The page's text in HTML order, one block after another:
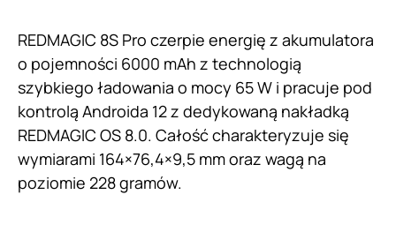
REDMAGIC 8S Pro czerpie energię z akumulatora
o pojemności 6000 mAh z technologią
szybkiego ładowania o mocy 65 W i pracuje pod
kontrolą Androida 12 z dedykowaną nakładką
REDMAGIC OS 8.0. Całość charakteryzuje się
wymiarami 164×76,4×9,5 mm oraz wagą na
poziomie 228 gramów.